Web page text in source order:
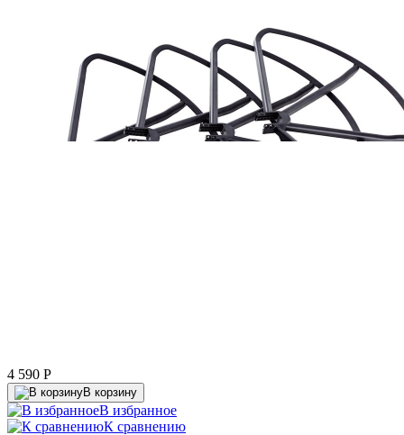
4 590 P
В корзину
В избранное
К сравнению